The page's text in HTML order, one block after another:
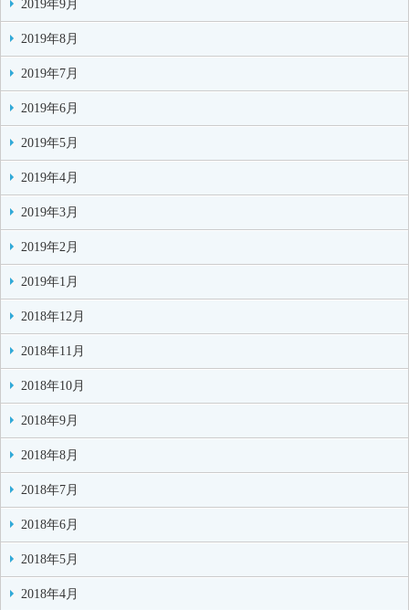
2019年9月
2019年8月
2019年7月
2019年6月
2019年5月
2019年4月
2019年3月
2019年2月
2019年1月
2018年12月
2018年11月
2018年10月
2018年9月
2018年8月
2018年7月
2018年6月
2018年5月
2018年4月